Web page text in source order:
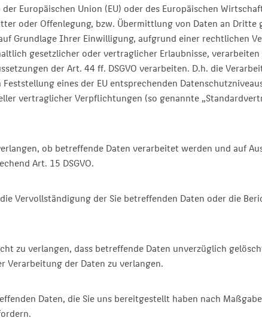
Europäischen Union (EU) oder des Europäischen
oder Offenlegung, bzw. Übermittlung von Daten an
Grundlage Ihrer Einwilligung, aufgrund einer rechtlichen
gesetzlicher oder vertraglicher Erlaubnisse,
der Art. 44 ff. DSGVO verarbeiten. D.h. die
eines der EU entsprechenden
vertraglicher Verpflichtungen (so genannte
ob betreffende Daten verarbeitet werden und auf
Art. 15 DSGVO.
Vervollständigung der Sie betreffenden Daten oder die
zu verlangen, dass betreffende Daten unverzüglich
Verarbeitung der Daten zu verlangen.
Daten, die Sie uns bereitgestellt haben nach